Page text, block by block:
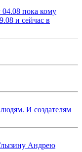
04.08 пока кому
и сейчас в
И создателям
Андрею